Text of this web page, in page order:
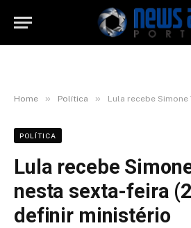
Home » Política » Lula recebe Simone Tebet
POLÍTICA
Lula recebe
nesta sexta-feira
definir ministério